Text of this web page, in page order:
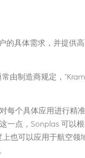
的具体需求，并提供
由制造商规定，
每个具体应用进行
一点，Sonplas 可以
也可以应用于航空领